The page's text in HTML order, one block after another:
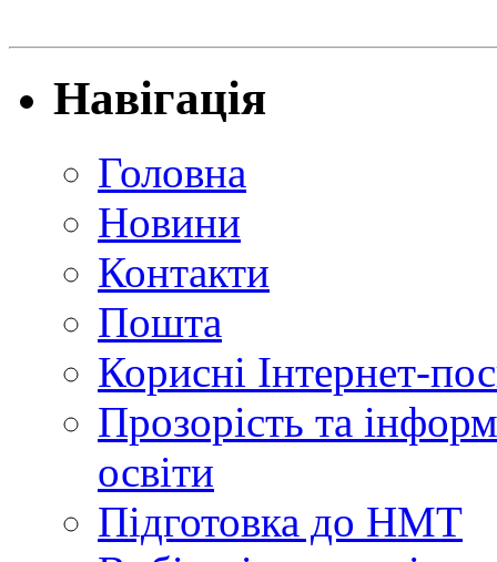
Навігація
Головна
Новини
Контакти
Пошта
Корисні Інтернет-
Прозорість та
освіти
Підготовка до НМТ